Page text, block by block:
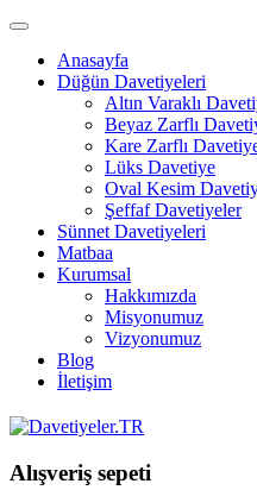
Anasayfa
Düğün Davetiyeleri
Altın Varaklı
Beyaz Zarflı
Kare Zarflı
Lüks Davetiye
Oval Kesim
Şeffaf Davetiyeler
Sünnet Davetiyeleri
Matbaa
Kurumsal
Hakkımızda
Misyonumuz
Vizyonumuz
Blog
İletişim
Alışveriş sepeti